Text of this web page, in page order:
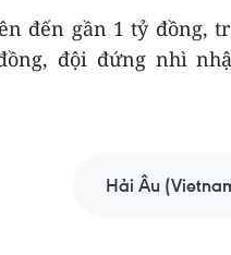
đến gần 1 tỷ đồng,
đội đứng nhì
Hải Âu